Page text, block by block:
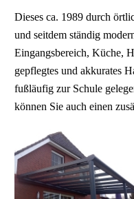
Dieses ca. 1989 durch
und seitdem ständig
Eingangsbereich, Küche,
gepflegtes und akkurates
fußläufig zur Schule
können Sie auch einen